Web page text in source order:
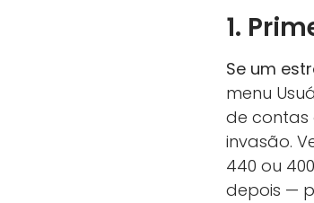
1.
Se um
menu
de contas
invasão.
440 ou
depois —